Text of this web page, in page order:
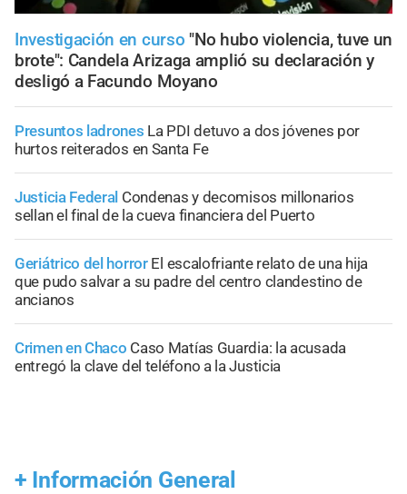
Investigación en curso "No hubo violencia, tuve un
brote": Candela Arizaga amplió su declaración y
desligó a Facundo Moyano
Presuntos ladrones La PDI detuvo a dos jóvenes por
hurtos reiterados en Santa Fe
Justicia Federal Condenas y decomisos millonarios
sellan el final de la cueva financiera del Puerto
Geriátrico del horror El escalofriante relato de una hija
que pudo salvar a su padre del centro clandestino de
ancianos
Crimen en Chaco Caso Matías Guardia: la acusada
entregó la clave del teléfono a la Justicia
+ Información General